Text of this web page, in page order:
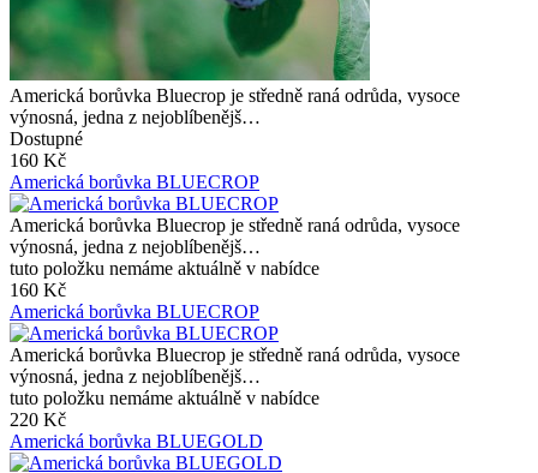
Americká borůvka Bluecrop je středně raná odrůda, vysoce
výnosná, jedna z nejoblíbenějš…
Dostupné
160 Kč
Americká borůvka BLUECROP
Americká borůvka Bluecrop je středně raná odrůda, vysoce
výnosná, jedna z nejoblíbenějš…
tuto položku nemáme aktuálně v nabídce
160 Kč
Americká borůvka BLUECROP
Americká borůvka Bluecrop je středně raná odrůda, vysoce
výnosná, jedna z nejoblíbenějš…
tuto položku nemáme aktuálně v nabídce
220 Kč
Americká borůvka BLUEGOLD